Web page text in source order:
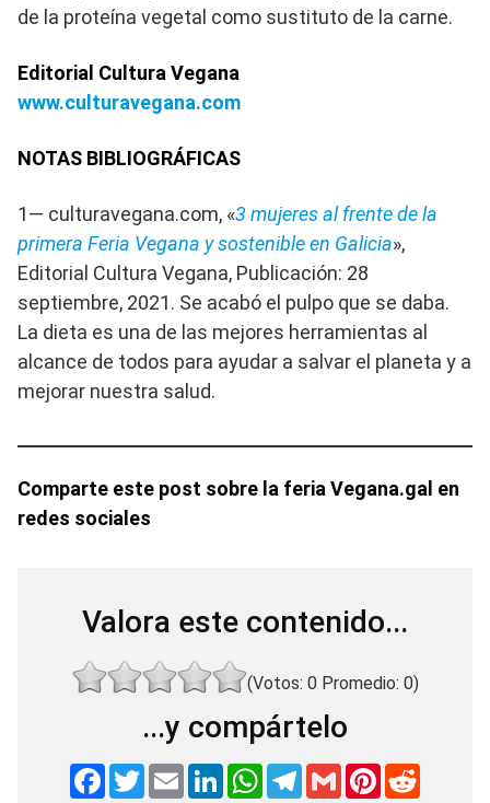
de la proteína vegetal como sustituto de la carne.
Editorial Cultura Vegana
www.culturavegana.com
NOTAS BIBLIOGRÁFICAS
1— culturavegana.com, «3 mujeres al frente de la
primera Feria Vegana y sostenible en Galicia»,
Editorial Cultura Vegana, Publicación: 28
septiembre, 2021. Se acabó el pulpo que se daba.
La dieta es una de las mejores herramientas al
alcance de todos para ayudar a salvar el planeta y a
mejorar nuestra salud.
Comparte este post sobre la feria Vegana.gal en
redes sociales
Valora este contenido...
(Votos: 0Promedio: 0)
...y compártelo
F
T
w
E
m
L
W
T
G
m
P